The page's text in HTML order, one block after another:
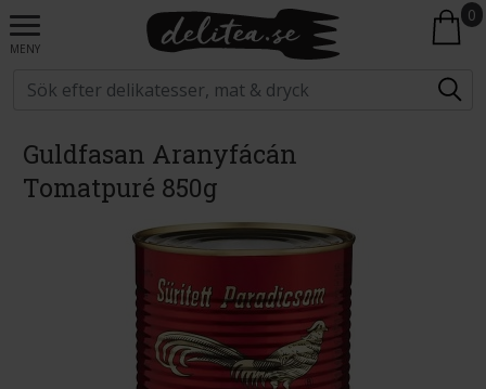
MENY
0
Guldfasan Aranyfácán
Tomatpuré 850g